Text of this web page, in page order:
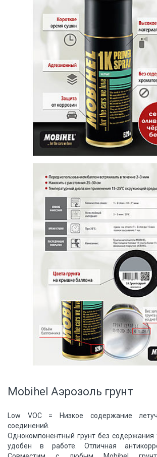
Mobihel Аэрозоль грунт
Low VOC = Низкое содержание
соединений.
Однокомпонентный грунт без содержания
удобен в работе. Отличная